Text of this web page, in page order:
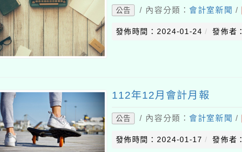
公告 / 內容分類： 會計室新聞 /
發佈時間：2024-01-24 發佈者
112年12月會計月報
公告 / 內容分類： 會計室新聞 /
發佈時間：2024-01-17 發佈者